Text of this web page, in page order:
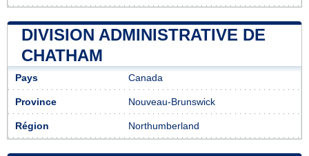
DIVISION ADMINISTRATIVE DE
CHATHAM
Pays Canada
Province Nouveau-Brunswick
Région Northumberland